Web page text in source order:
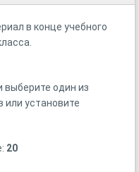
в конце учебного
выберите один из
установите
20